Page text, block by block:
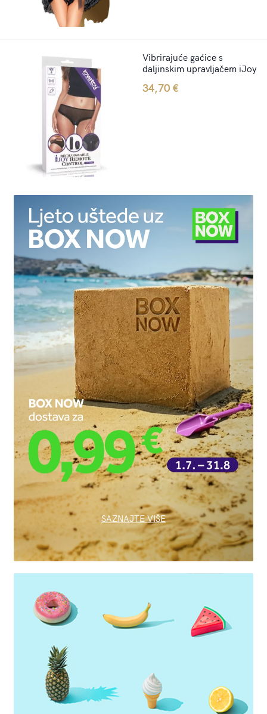
Vibrirajuće gaćice s
daljinskim upravljačem iJoy
34,70€
SAZNAJTE VIŠE